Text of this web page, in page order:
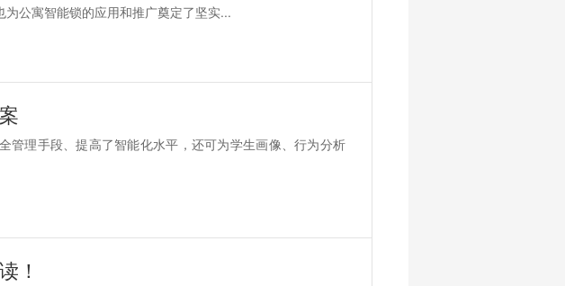
公寓智能锁的应用和推广奠定了坚实...
管理手段、提高了智能化水平，还可为学生画像、行为分析
！